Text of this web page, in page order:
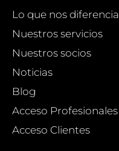
Lo que nos diferencia
Nuestros servicios
Nuestros socios
Noticias
Blog
Acceso Profesionales
Acceso Clientes